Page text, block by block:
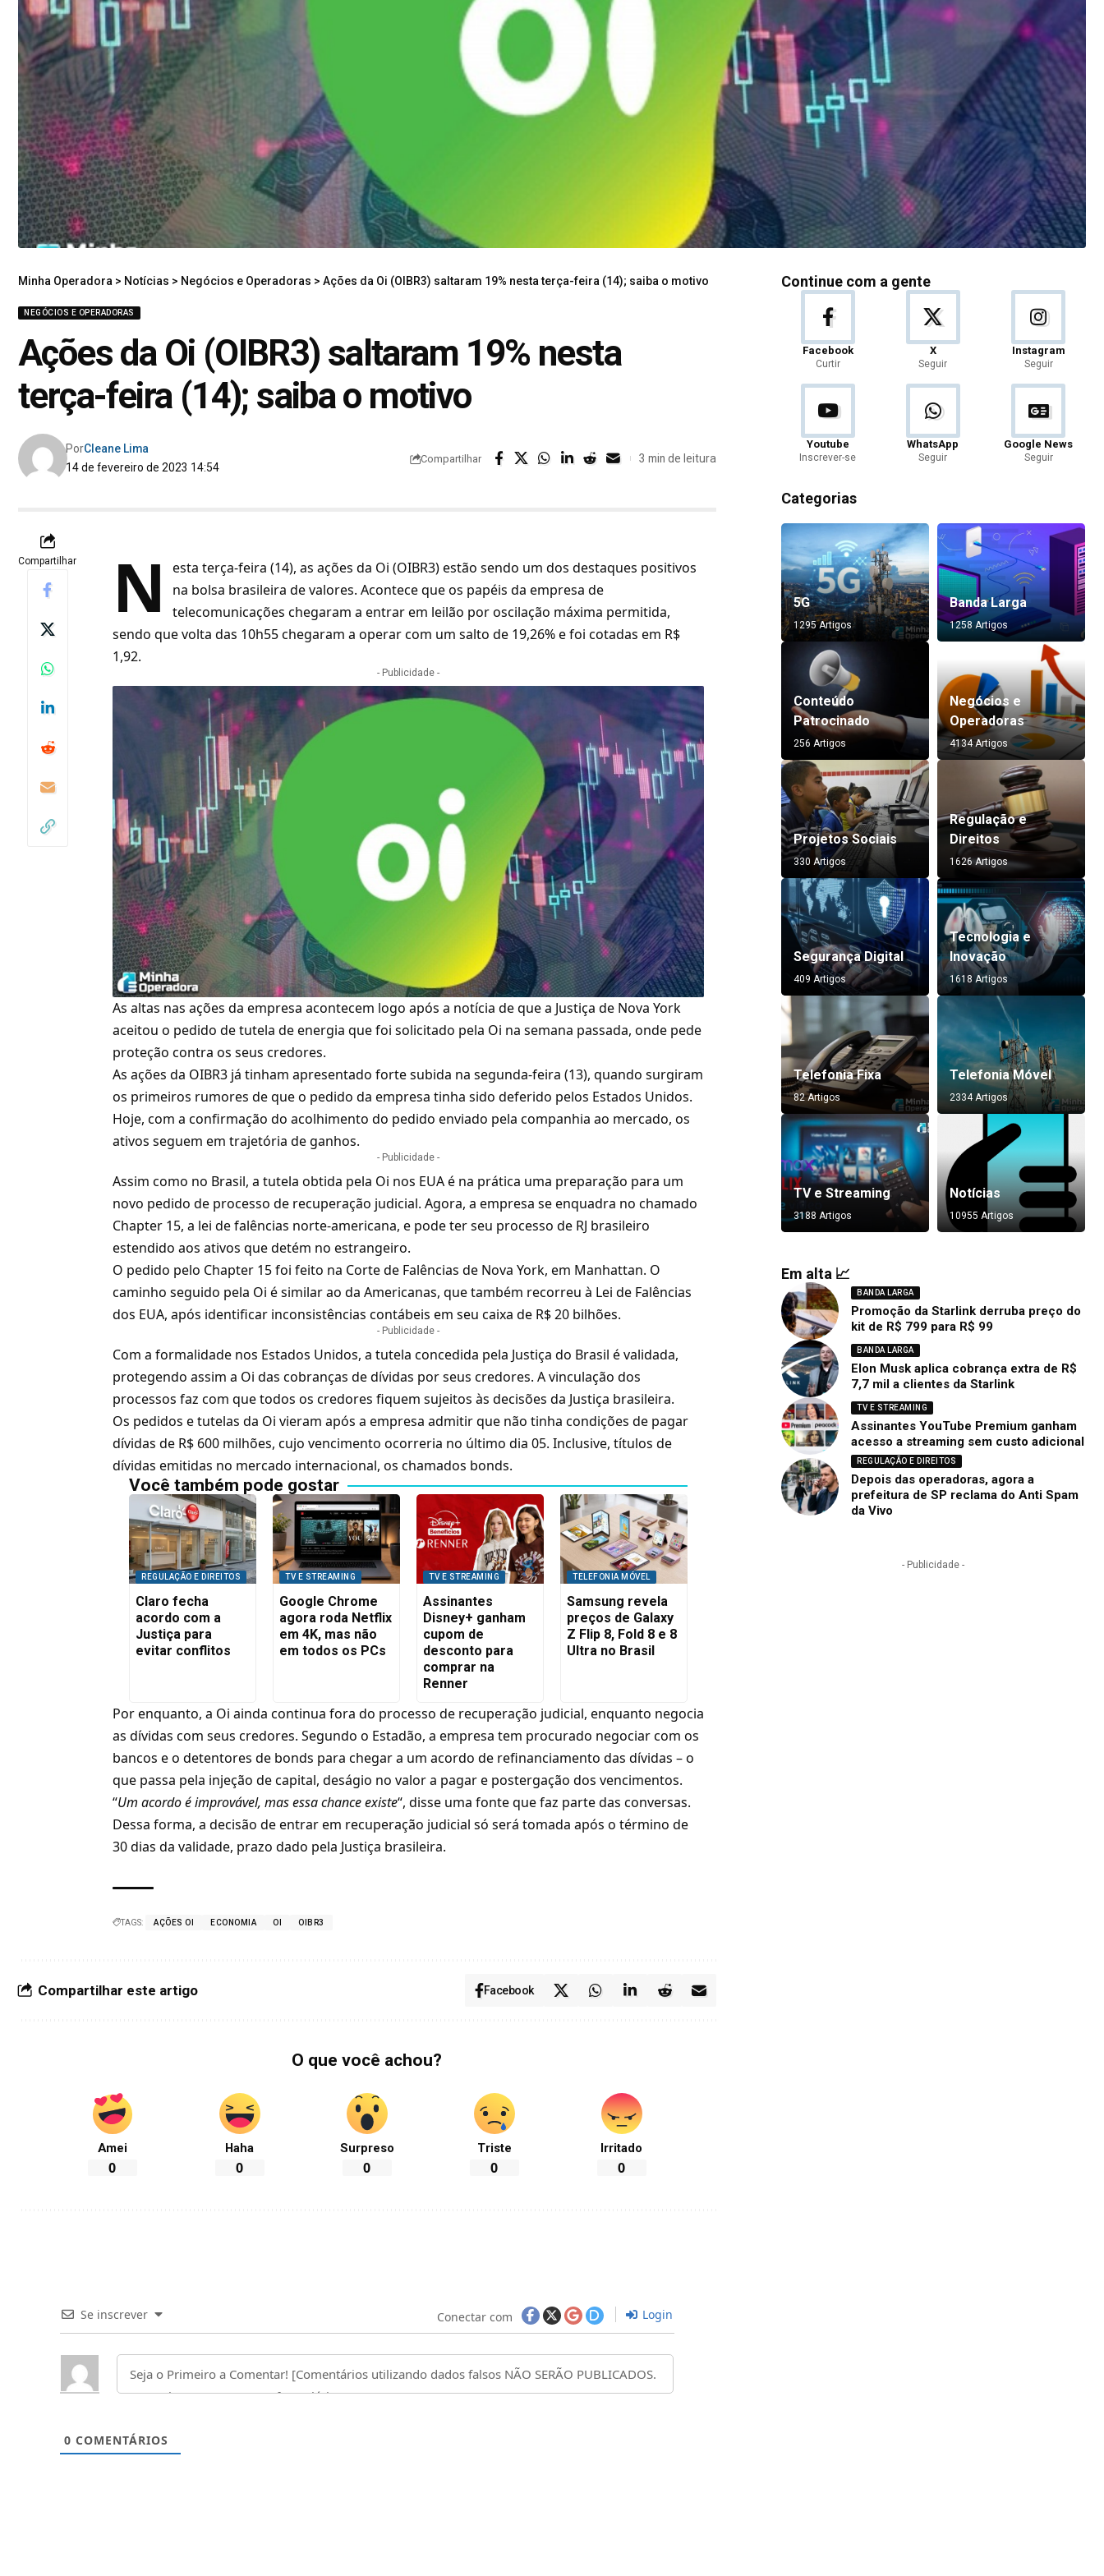
Minha Operadora > Notícias > Negócios e Operadoras > Ações da Oi (OIBR3) saltaram 19% nesta terça-feira (14); saiba o motivo
NEGÓCIOS E OPERADORAS
Ações da Oi (OIBR3) saltaram 19% nesta
terça-feira (14); saiba o motivo
14 de fevereiro de 2023 14:54
PorCleane Lima
Compartilhar 3 min de leitura
Compartilhar N
esta terça-feira (14), as ações da Oi (OIBR3) estão sendo um dos destaques positivos
na bolsa brasileira de valores. Acontece que os papéis da empresa de
telecomunicações chegaram a entrar em leilão por oscilação máxima permitida,
sendo que volta das 10h55 chegaram a operar com um salto de 19,26% e foi cotadas em R$
1,92.
- Publicidade -
As altas nas ações da empresa acontecem logo após a notícia de que a Justiça de Nova York
aceitou o pedido de tutela de energia que foi solicitado pela Oi na semana passada, onde pede
proteção contra os seus credores.
As ações da OIBR3 já tinham apresentado forte subida na segunda-feira (13), quando surgiram
os primeiros rumores de que o pedido da empresa tinha sido deferido pelos Estados Unidos.
Hoje, com a confirmação do acolhimento do pedido enviado pela companhia ao mercado, os
ativos seguem em trajetória de ganhos.
- Publicidade -
Assim como no Brasil, a tutela obtida pela Oi nos EUA é na prática uma preparação para um
novo pedido de processo de recuperação judicial. Agora, a empresa se enquadra no chamado
Chapter 15, a lei de falências norte-americana, e pode ter seu processo de RJ brasileiro
estendido aos ativos que detém no estrangeiro.
O pedido pelo Chapter 15 foi feito na Corte de Falências de Nova York, em Manhattan. O
caminho seguido pela Oi é similar ao daAmericanas, que também recorreu à Lei de Falências
dos EUA, após identificar inconsistências contábeis em seu caixa de R$ 20 bilhões.
- Publicidade -
Com a formalidade nos Estados Unidos, a tutela concedida pela Justiça do Brasil é validada,
protegendo assim a Oi das cobranças de dívidas por seus credores. A vinculação dos
processos faz com que todos os credores fiquem sujeitos às decisões da Justiça brasileira.
Os pedidos e tutelas da Oi vieram após a empresa admitir que não tinha condições de pagar
dívidas de R$ 600 milhões, cujo vencimento ocorreria no último dia 05. Inclusive, títulos de
dívidas emitidas no mercado internacional, os chamados bonds.
Você também pode gostar
REGULAÇÃO E DIREITOS
Claro fecha
acordo com a
Justiça para
evitar conflitos
TV E STREAMING
Google Chrome
agora roda Netflix
em 4K, mas não
em todos os PCs
TV E STREAMING
Assinantes
Disney+ ganham
cupom de
desconto para
comprar na
Renner
TELEFONIA MÓVEL
Samsung revela
preços de Galaxy
Z Flip 8, Fold 8 e 8
Ultra no Brasil
Por enquanto, a Oi ainda continua fora do processo de recuperação judicial, enquanto negocia
as dívidas com seus credores. Segundo o Estadão, a empresa tem procurado negociar com os
bancos e o detentores de bonds para chegar a um acordo de refinanciamento das dívidas – o
que passa pela injeção de capital, deságio no valor a pagar e postergação dos vencimentos.
“Um acordo é improvável, mas essa chance existe“, disse uma fonte que faz parte das conversas.
Dessa forma, adecisão de entrar em recuperação judicial só será tomada após o término de
30 dias da validade, prazo dado pela Justiça brasileira.
TAGS: AÇÕES OI ECONOMIA OI OIBR3
Compartilhar este artigo Facebook
O que você achou?
Amei
0
Haha
0
Surpreso
0
Triste
0
Irritado
0
Se inscrever Conectar com Login
0 COMENTÁRIOS
Continue com a gente
Facebook
Curtir
X
Seguir
Instagram
Seguir
Youtube
Inscrever-se
WhatsApp
Seguir
Google News
Seguir
Categorias
5G
1295 Artigos
Banda Larga
1258 Artigos
Conteúdo
Patrocinado
256 Artigos
Negócios e
Operadoras
4134 Artigos
Projetos Sociais
330 Artigos
Regulação e
Direitos
1626 Artigos
Segurança Digital
409 Artigos
Tecnologia e
Inovação
1618 Artigos
Telefonia Fixa
82 Artigos
Telefonia Móvel
2334 Artigos
TV e Streaming
3188 Artigos
Notícias
10955 Artigos
Em alta 📈
BANDA LARGA
Promoção da Starlink derruba preço do
kit de R$ 799 para R$ 99
BANDA LARGA
Elon Musk aplica cobrança extra de R$
7,7 mil a clientes da Starlink
TV E STREAMING
Assinantes YouTube Premium ganham
acesso a streaming sem custo adicional
REGULAÇÃO E DIREITOS
Depois das operadoras, agora a
prefeitura de SP reclama do Anti Spam
da Vivo
- Publicidade -